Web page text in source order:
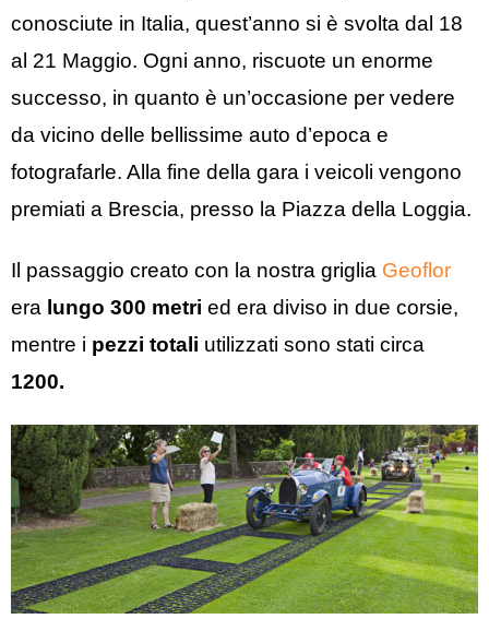
conosciute in Italia, quest’anno si è svolta dal 18
al 21 Maggio. Ogni anno, riscuote un enorme
successo, in quanto è un’occasione per vedere
da vicino delle bellissime auto d’epoca e
fotografarle. Alla fine della gara i veicoli vengono
premiati a Brescia, presso la Piazza della Loggia.
Il passaggio creato con la nostra griglia Geoflor
era lungo 300 metri ed era diviso in due corsie,
mentre i pezzi totali utilizzati sono stati circa
1200.